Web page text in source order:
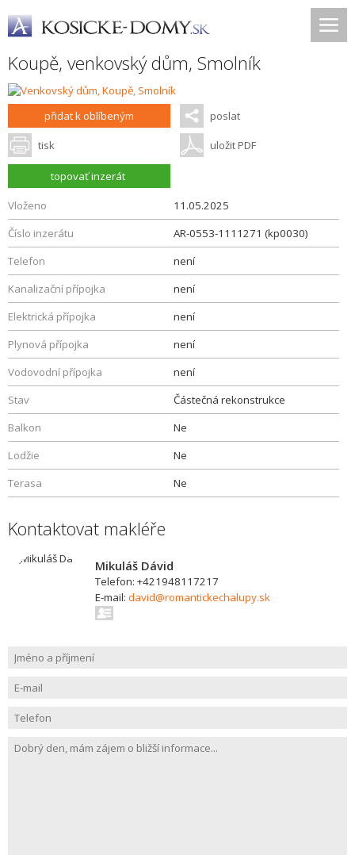
Koupě, venkovský dům, Smolník
přidat k oblíbeným poslat
tisk uložit PDF
topovať inzerát
Vloženo
11.05.2025
Číslo inzerátu
AR-0553-1111271 (kp0030)
Telefon
není
Kanalizační přípojka
není
Elektrická přípojka
není
Plynová přípojka
není
Vodovodní přípojka
není
Stav
Částečná rekonstrukce
Balkon
Ne
Lodžie
Ne
Terasa
Ne
Kontaktovat makléře
Mikuláš Dávid
Telefon: +421948117217
E-mail: david@romantickechalupy.sk